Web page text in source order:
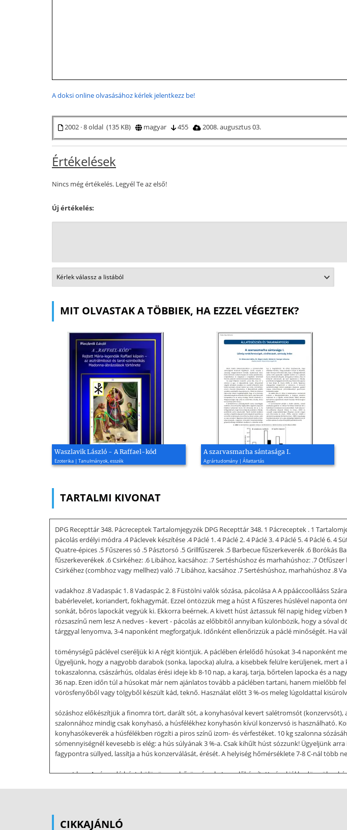
A doksi online olvasásához kérlek jelentkezz be!
2002 · 8 oldal (135 KB) magyar 455 2008. augusztus 03.
Értékelések
Nincs még értékelés. Legyél Te az első!
Új értékelés:
MIT OLVASTAK A TÖBBIEK, HA EZZEL VÉGEZTEK?
Waszlavik László - A Raffael-kód
Ezoterika | Tanulmányok, esszék
A szarvasmarha sántasága I.
Agrártudomány | Állattartás
TARTALMI KIVONAT
DPG Recepttár 348. Pácreceptek Tartalomjegyzék DPG Recepttár 348. 1 Pácreceptek . 1
pácolás erdélyi módra .4 Páclevek készítése .4 Páclé 1. 4 Páclé 2. 4 Páclé 3. 4 Páclé 5. 4 Páclé 6.
Quatre-épices .5 Fűszeres só .5 Pásztorsó .5 Grillfűszerek .5 Barbecue fűszerkeverék .6 Borókás
fűszerkeverékek .6 Csirkéhez: .6 Libához, kacsához: .7 Sertéshúshoz és marhahúshoz: .7
Csirkéhez (combhoz vagy mellhez) való .7 Libához, kacsához .7 Sertéshúshoz, marhahúshoz .8
vadakhoz .8 Vadaspác 1. 8 Vadaspác 2. 8 Füstölni valók sózása, pácolása A A ppááccoollááss
babérlevelet, koriandert, fokhagymát. Ezzel öntözzük meg a húst A fűszeres húslével naponta
sonkát, bőrös lapockát vegyük ki. Ekkorra beérnek. A kivett húst áztassuk fél napig hideg
rózsaszínű nem lesz A nedves - kevert - pácolás az előbbitől annyiban különbözik, hogy a
tárggyal lenyomva, 3-4 naponként megforgatjuk. Időnként ellenőrizzük a páclé minőségét. Ha
töménységű páclével cseréljük ki A régit kiöntjük. A páclében érlelődő húsokat 3-4 naponként
Ügyeljünk, hogy a nagyobb darabok (sonka, lapocka) alulra, a kisebbek felülre kerüljenek, mert
tokaszalonna, császárhús, oldalas érési ideje kb 8-10 nap, a karaj, tarja, bőrtelen lapocka és a
36 nap. Ezen időn túl a húsokat már nem ajánlatos tovább a páclében tartani, hanem mielőbb
vörösfenyőből vagy tölgyből készült kád, teknő. Használat előtt 3 %-os meleg lúgoldattal
sózáshoz előkészítjük a finomra tört, darált sót, a konyhasóval kevert salétromsót
szalonnához mindig csak konyhasó, a húsfélékhez konyhasón kívül konzervsó is használható.
konyhasókeverék a húsfélékben rögzíti a piros színű izom- és vérfestéket. 10 kg szalonna
sómennyiségnél kevesebb is elég: a hús súlyának 3 %-a. Csak kihűlt húst sózzunk! Ügyeljünk
fagypontra süllyed, lassítja a hús konzerválását, érését. A helyiség hőmérséklete 7-8 C-nál több
szagot kap. A sózandó húst, különösen a bőrös részeket, az előkészített sóval jól bedörzsölve,
teljesen kihűtjük. Ráöntve a sonkákra, hogy ellepje, 11-15 napig, nem túl hideg helyre téve,
CIKKAJÁNLÓ